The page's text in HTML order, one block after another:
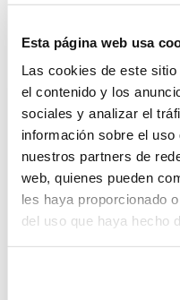
Esta página web usa
Las cookies de este
el contenido y los
sociales y analizar el
información sobre el
nuestros partners de
web, quienes pueden
les haya proporcionado
del uso que haya hecho